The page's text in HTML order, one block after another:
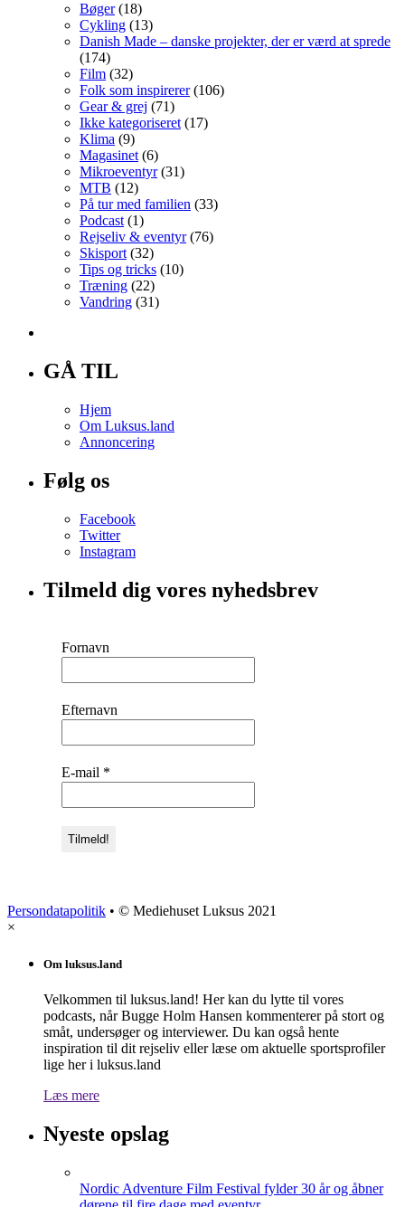
Bøger(18)
Cykling (13)
Danish Made – danske projekter, der er værd at sprede
(174)
Film (32)
Folk som inspirerer(106)
Gear & grej (71)
Ikke kategoriseret (17)
Klima (9)
Magasinet (6)
Mikroeventyr(31)
MTB (12)
På tur med familien (33)
Podcast (1)
Rejseliv & eventyr(76)
Skisport (32)
Tips og tricks (10)
Træning (22)
Vandring (31)
GÅ TIL
Hjem
Om Luksus.land
Annoncering
Følg os
Facebook
Twitter
Instagram
Tilmeld dig vores nyhedsbrev
Fornavn
Efternavn
E-mail *
Persondatapolitik • © Mediehuset Luksus 2021
×
Om luksus.land
Velkommen til luksus.land! Her kan du lytte til vores
podcasts, når Bugge Holm Hansen kommenterer på stort og
småt, undersøger og interviewer. Du kan også hente
inspiration til dit rejseliv eller læse om aktuelle sportsprofiler
lige her i luksus.land
Læs mere
Nyeste opslag
Nordic Adventure Film Festival fylder 30 år og åbner